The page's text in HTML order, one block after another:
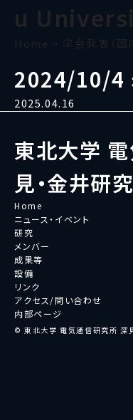
u
Home > 学会発表（国
2024/10/4
2025.04.16
東北大学
見・金井研
Home
ニュース・イベント
研究
メンバー
成果等
設備
リンク
アクセス/問い合わせ
内部ページ
© 東北大学 電気通信研究所 深